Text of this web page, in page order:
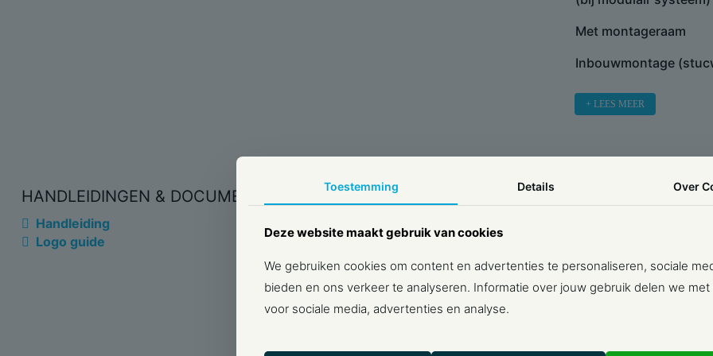
Met montageraam
Inbouwmontage
Geschikt voor vloerpot
Geschikt voor
Materiaal
Materiaalkwaliteit
+ LEES MEER
HANDLEIDINGEN & DOCUMENTEN
Handleiding
Logo guide
HULP OF
NODIG?
Wij staan voor je klaar. Neem contact
BEL ONS
Toestemming Details Over
Deze website maakt gebruik van cookies
We gebruiken cookies om content en advertenties te personaliseren, sociale
bieden en ons verkeer te analyseren. Informatie over jouw gebruik delen we
voor sociale media, advertenties en analyse.